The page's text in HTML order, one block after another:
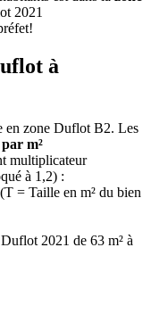
2021
à
en zone Duflot B2. Les
m²
multiplicateur
à 1,2) :
(T = Taille en m² du bien
2021 de 63 m² à